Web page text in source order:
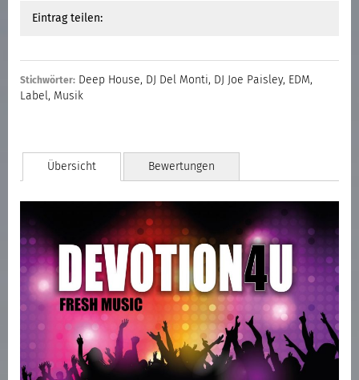
Eintrag teilen:
Stichwörter: Deep House, DJ Del Monti, DJ Joe Paisley, EDM,
Label , Musik
Übersicht Bewertungen